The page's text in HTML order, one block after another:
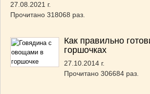
27.08.2021 г.
Прочитано 318068 раз.
Как правильно
горшочках
27.10.2014 г.
Прочитано 306684 раз.